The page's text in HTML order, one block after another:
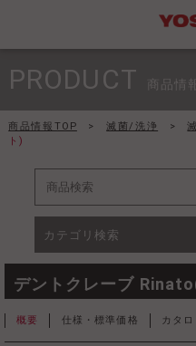
PRODUCT 商品情
商品情報TOP > 滅菌/洗浄 >
ト)
カテゴリ検索
デントクレーブ
概要 仕様・標準価格 カタ